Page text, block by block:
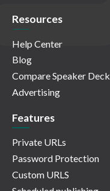
Resources
Help Center
Blog
Compare Speaker Deck
Advertising
Features
Private URLs
Password Protection
Custom URLS